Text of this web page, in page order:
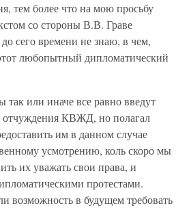
тем более что на мою просьбу
со стороны В.В. Граве
сего времени не знаю, в чем,
любопытный дипломатический
так или иначе все равно введут
отчуждения КВЖД, но полагал
им в данном случае
усмотрению, коль скоро мы
их уважать свои права, и
протестами.
возможность в будущем требовать